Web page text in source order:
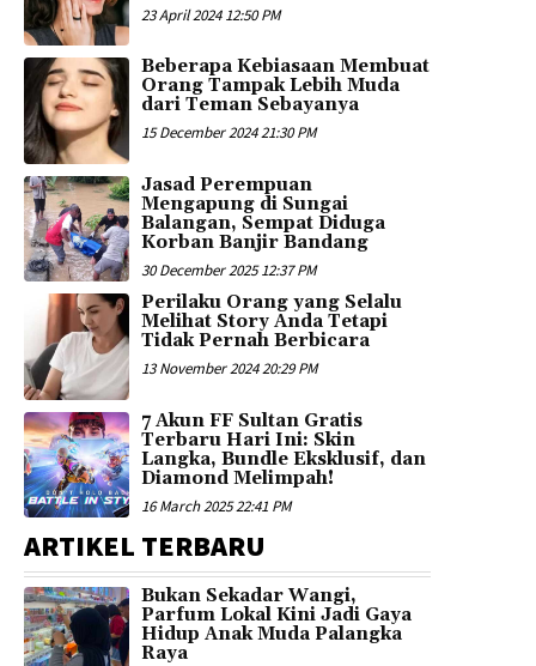
23 April 2024 12:50 PM
Beberapa Kebiasaan Membuat
Orang Tampak Lebih Muda
dari Teman Sebayanya
15 December 2024 21:30 PM
Jasad Perempuan
Mengapung di Sungai
Balangan, Sempat Diduga
Korban Banjir Bandang
30 December 2025 12:37 PM
Perilaku Orang yang Selalu
Melihat Story Anda Tetapi
Tidak Pernah Berbicara
13 November 2024 20:29 PM
7 Akun FF Sultan Gratis
Terbaru Hari Ini: Skin
Langka, Bundle Eksklusif, dan
Diamond Melimpah!
16 March 2025 22:41 PM
ARTIKEL TERBARU
Bukan Sekadar Wangi,
Parfum Lokal Kini Jadi Gaya
Hidup Anak Muda Palangka
Raya